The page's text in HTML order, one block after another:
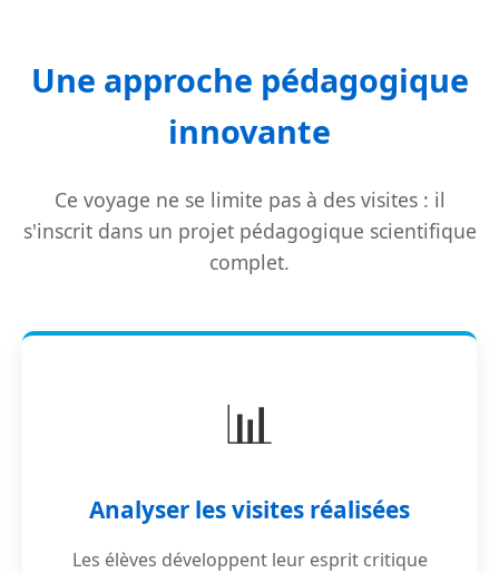
Une approche pédagogique
innovante
Ce voyage ne se limite pas à des visites : il
s'inscrit dans un projet pédagogique scientifique
complet.
📊
Analyser les visites réalisées
Les élèves développent leur esprit critique